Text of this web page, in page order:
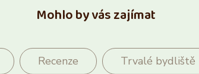
Mohlo by vás zajímat
Recenze Trvalé bydliště